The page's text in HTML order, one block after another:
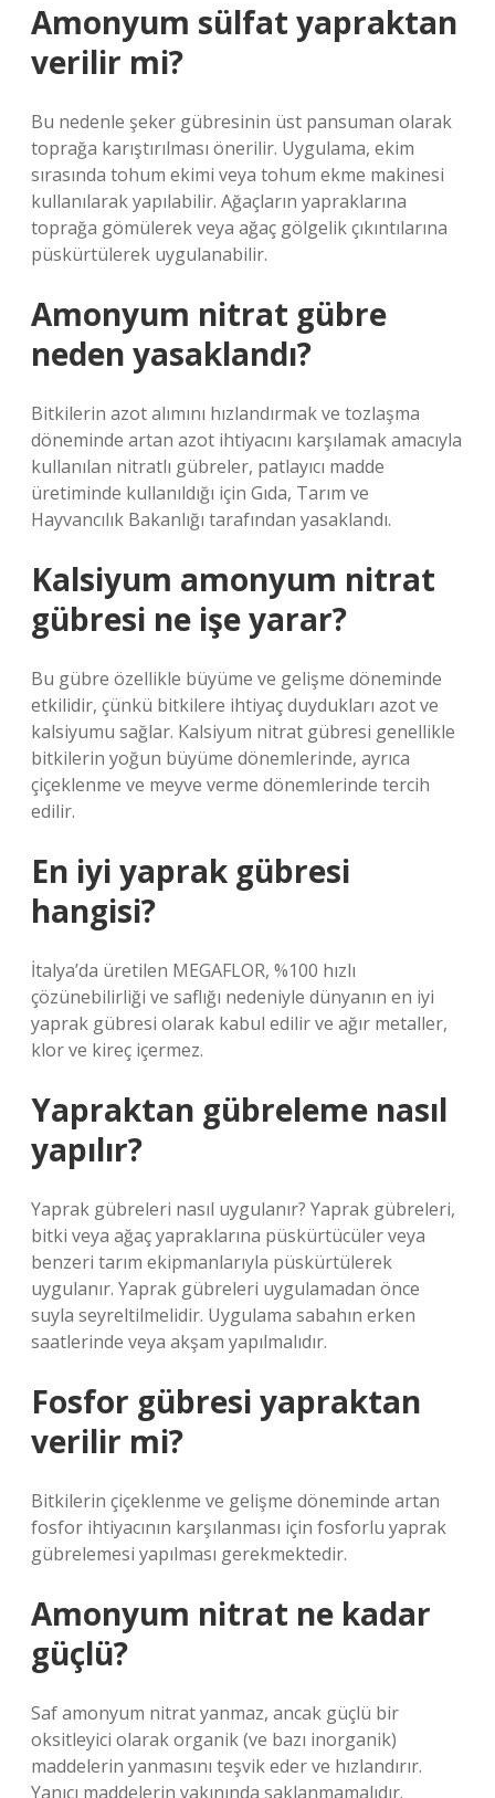
Amonyum sülfat yapraktan
verilir mi?
Bu nedenle şeker gübresinin üst pansuman olarak
toprağa karıştırılması önerilir. Uygulama, ekim
sırasında tohum ekimi veya tohum ekme makinesi
kullanılarak yapılabilir. Ağaçların yapraklarına
toprağa gömülerek veya ağaç gölgelik çıkıntılarına
püskürtülerek uygulanabilir.
Amonyum nitrat gübre
neden yasaklandı?
Bitkilerin azot alımını hızlandırmak ve tozlaşma
döneminde artan azot ihtiyacını karşılamak amacıyla
kullanılan nitratlı gübreler, patlayıcı madde
üretiminde kullanıldığı için Gıda, Tarım ve
Hayvancılık Bakanlığı tarafından yasaklandı.
Kalsiyum amonyum nitrat
gübresi ne işe yarar?
Bu gübre özellikle büyüme ve gelişme döneminde
etkilidir, çünkü bitkilere ihtiyaç duydukları azot ve
kalsiyumu sağlar. Kalsiyum nitrat gübresi genellikle
bitkilerin yoğun büyüme dönemlerinde, ayrıca
çiçeklenme ve meyve verme dönemlerinde tercih
edilir.
En iyi yaprak gübresi
hangisi?
İtalya’da üretilen MEGAFLOR, %100 hızlı
çözünebilirliği ve saflığı nedeniyle dünyanın en iyi
yaprak gübresi olarak kabul edilir ve ağır metaller,
klor ve kireç içermez.
Yapraktan gübreleme nasıl
yapılır?
Yaprak gübreleri nasıl uygulanır? Yaprak gübreleri,
bitki veya ağaç yapraklarına püskürtücüler veya
benzeri tarım ekipmanlarıyla püskürtülerek
uygulanır. Yaprak gübreleri uygulamadan önce
suyla seyreltilmelidir. Uygulama sabahın erken
saatlerinde veya akşam yapılmalıdır.
Fosfor gübresi yapraktan
verilir mi?
Bitkilerin çiçeklenme ve gelişme döneminde artan
fosfor ihtiyacının karşılanması için fosforlu yaprak
gübrelemesi yapılması gerekmektedir.
Amonyum nitrat ne kadar
güçlü?
Saf amonyum nitrat yanmaz, ancak güçlü bir
oksitleyici olarak organik (ve bazı inorganik)
maddelerin yanmasını teşvik eder ve hızlandırır.
Yanıcı maddelerin yakınında saklanmamalıdır.